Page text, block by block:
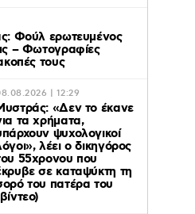
Φούλ ερωτευμένος
– Φωτογραφίες
τους
| 12:29
«Δεν το έκανε
τα χρήματα,
ψυχολογικοί
λέει ο δικηγόρος
55χρονου που
σε καταψύκτη τη
του πατέρα του